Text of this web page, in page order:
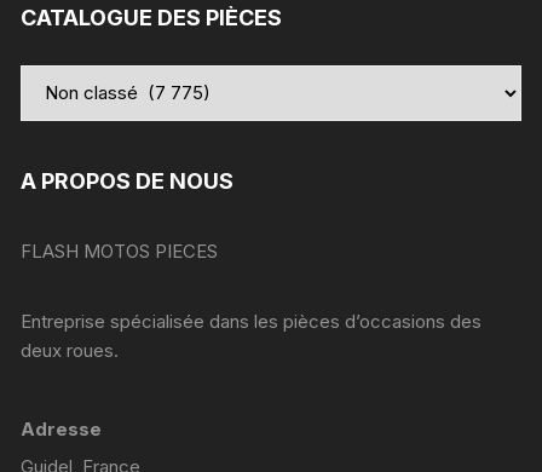
CATALOGUE DES PIÈCES
A PROPOS DE NOUS
FLASH MOTOS PIECES
Entreprise spécialisée dans les pièces d’occasions des
deux roues.
Adresse
Guidel, France